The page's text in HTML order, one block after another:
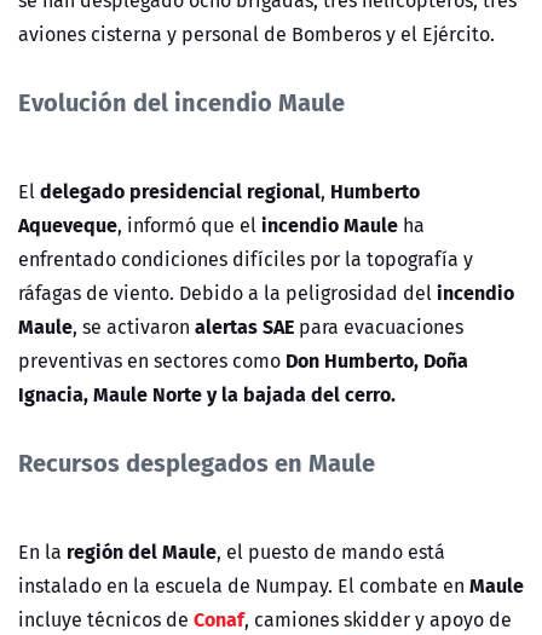
aviones cisterna y personal de Bomberos y el Ejército.
Evolución del incendio Maule
Eldelegado presidencial regional, Humberto
Aqueveque, informó que elincendio Maule ha
enfrentado condiciones difíciles por la topografía y
ráfagas de viento. Debido a la peligrosidad delincendio
Maule, se activaron alertas SAE para evacuaciones
preventivas en sectores como Don Humberto, Doña
Ignacia, Maule Norte y la bajada del cerro.
Recursos desplegados en Maule
En la región del Maule, el puesto de mando está
instalado en la escuela de Numpay. El combate en Maule
incluye técnicos de Conaf, camiones skidder y apoyo de